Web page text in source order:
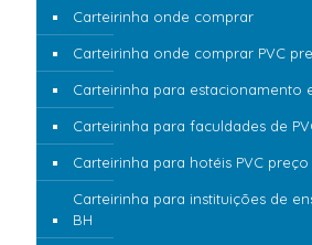
Carteirinha onde comprar
Carteirinha onde comprar PVC
Carteirinha para estacionamento
Carteirinha para faculdades de
Carteirinha para hotéis PVC preço
Carteirinha para instituições de
BH